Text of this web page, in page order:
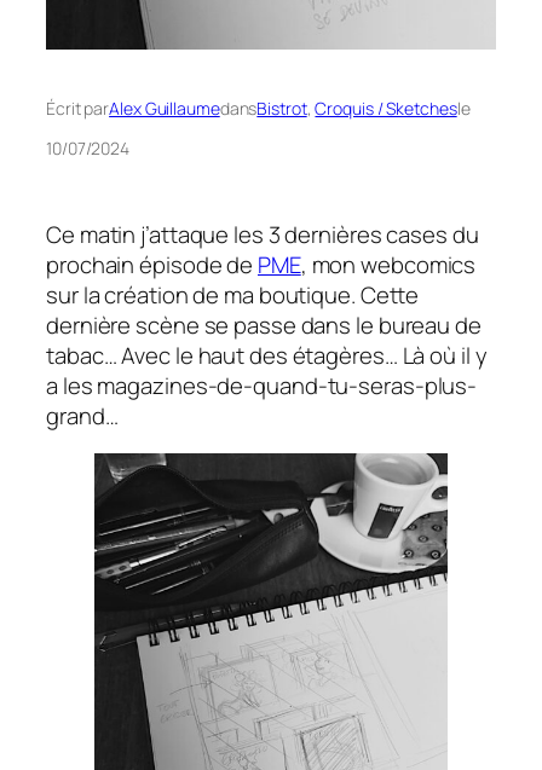
Écrit parAlex GuillaumedansBistrot, Croquis / Sketchesle
10/07/2024
Ce matin j’attaque les 3 dernières cases du
prochain épisode de PME, mon webcomics
sur la création de ma boutique. Cette
dernière scène se passe dans le bureau de
tabac… Avec le haut des étagères… Là où il y
a lesmagazines-de-quand-tu-seras-plus-
grand…